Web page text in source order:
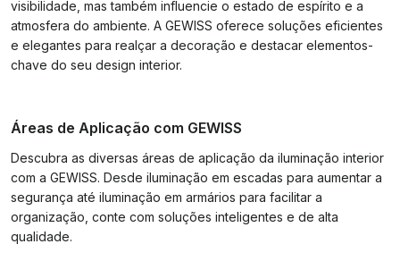
visibilidade, mas também influencie o estado de espírito e a
atmosfera do ambiente. A GEWISS oferece soluções eficientes
e elegantes para realçar a decoração e destacar elementos-
chave do seu design interior.
Áreas de Aplicação com GEWISS
Descubra as diversas áreas de aplicação da iluminação interior
com a GEWISS. Desde iluminação em escadas para aumentar a
segurança até iluminação em armários para facilitar a
organização, conte com soluções inteligentes e de alta
qualidade.